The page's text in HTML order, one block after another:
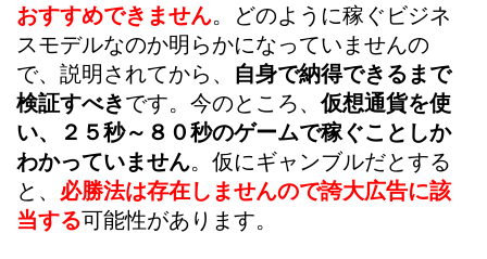
おすすめできません。どのように稼ぐビジネ
スモデルなのか明らかになっていませんの
で、説明されてから、 自身で納得できるまで
検証すべきです。今のところ、仮想通貨を使
い、２５秒～８０秒のゲームで稼ぐことしか
わかっていません。仮にギャンブルだとする
と、 必勝法は存在しませんので誇大広告に該
当する可能性があります。